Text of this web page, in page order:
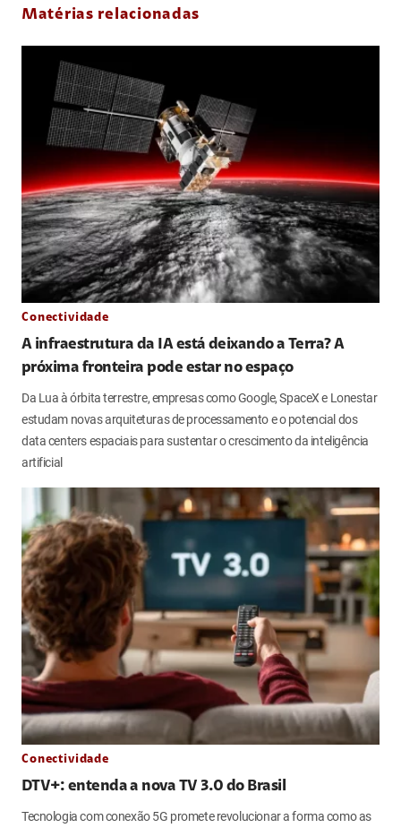
Matérias relacionadas
Conectividade
A infraestrutura da IA está deixando a Terra? A
próxima fronteira pode estar no espaço
Da Lua à órbita terrestre, empresas como Google, SpaceX e Lonestar
estudam novas arquiteturas de processamento e o potencial dos
data centers espaciais para sustentar o crescimento da inteligência
artificial
Conectividade
DTV+: entenda a nova TV 3.0 do Brasil
Tecnologia com conexão 5G promete revolucionar a forma como as